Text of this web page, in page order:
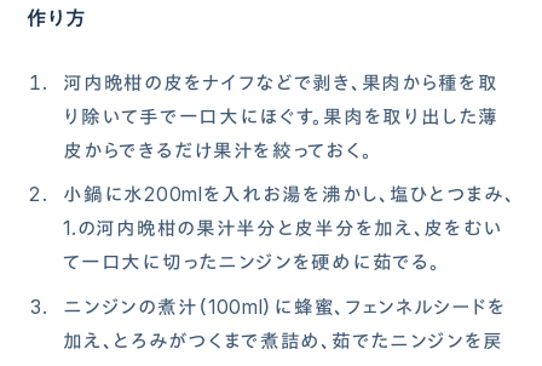
作り方
河内晩柑の皮をナイフなどで剥き、果肉から種を取
り除いて手で一口大にほぐす。果肉を取り出した薄
皮からできるだけ果汁を絞っておく。
小鍋に水200mlを入れお湯を沸かし、塩ひとつまみ、
1.の河内晩柑の果汁半分と皮半分を加え、皮をむい
て一口大に切ったニンジンを硬めに茹でる。
ニンジンの煮汁（100ml）に蜂蜜、フェンネルシードを
加え、とろみがつくまで煮詰め、茹でたニンジンを戻